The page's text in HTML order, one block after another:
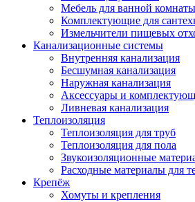
Мебель для ванной комнаты
Комплектующие для
Измельчители пищевых
Канализационные системы
Внутренняя канализация
Бесшумная канализация
Наружная канализация
Аксессуары и
Ливневая канализация
Теплоизоляция
Теплоизоляция для труб
Теплоизоляция для пола
Звукоизоляционные
Расходные материалы для
Крепёж
Хомуты и крепления